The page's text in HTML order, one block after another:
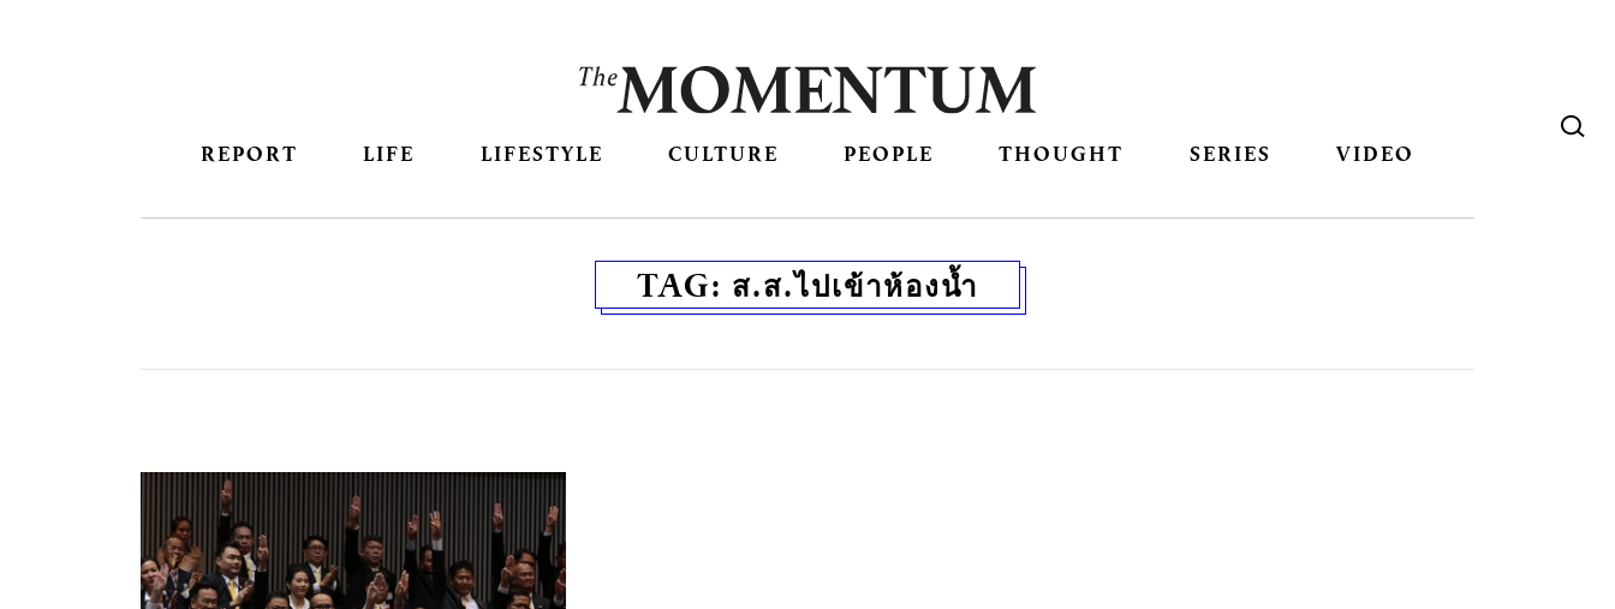
REPORT LIFE LIFESTYLE CULTURE PEOPLE THOUGHT SERIES VIDEO
TAG: ส.ส.ไปเข้าห้องน้ำ